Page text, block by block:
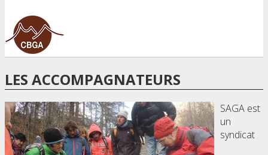
LES ACCOMPAGNATEURS
SAGA est
un
syndicat